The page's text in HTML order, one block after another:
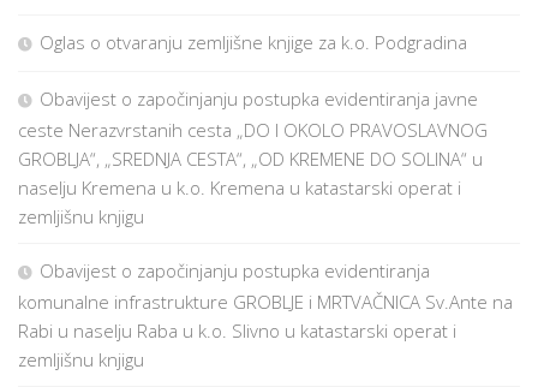
Oglas o otvaranju zemljišne knjige za k.o. Podgradina
Obavijest o započinjanju postupka evidentiranja javne
ceste Nerazvrstanih cesta „DO I OKOLO PRAVOSLAVNOG
GROBLJA“, „SREDNJA CESTA“, „OD KREMENE DO SOLINA“ u
naselju Kremena u k.o. Kremena u katastarski operat i
zemljišnu knjigu
Obavijest o započinjanju postupka evidentiranja
komunalne infrastrukture GROBLJE i MRTVAČNICA Sv.Ante na
Rabi u naselju Raba u k.o. Slivno u katastarski operat i
zemljišnu knjigu